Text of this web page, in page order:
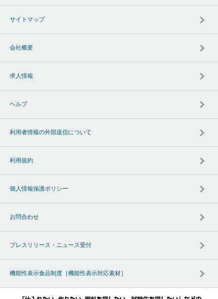
サイトマップ
会社概要
求人情報
ヘルプ
利用者情報の外部送信について
利用規約
個人情報保護ポリシー
お問合わせ
プレスリリース・ニュース受付
機能性表示食品制度［機能性表示対応素材］